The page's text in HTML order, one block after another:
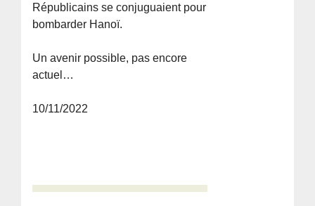
Républicains se conjuguaient pour
bombarder Hanoï.
Un avenir possible, pas encore
actuel…
10/11/2022